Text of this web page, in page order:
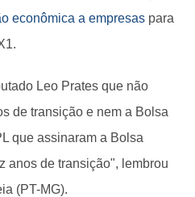
econômica a empresas para
Leo Prates que não
de transição e nem a Bolsa
que assinaram a Bolsa
anos de transição", lembrou
(PT-MG).